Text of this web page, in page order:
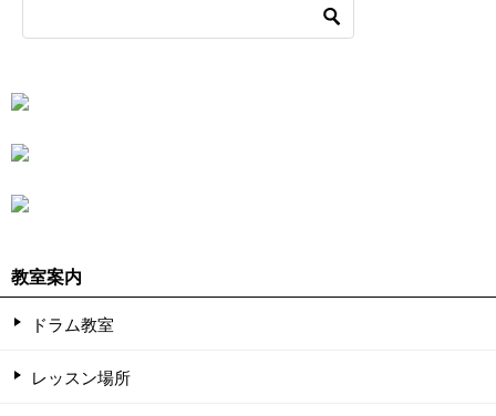
教室案内
ドラム教室
レッスン場所